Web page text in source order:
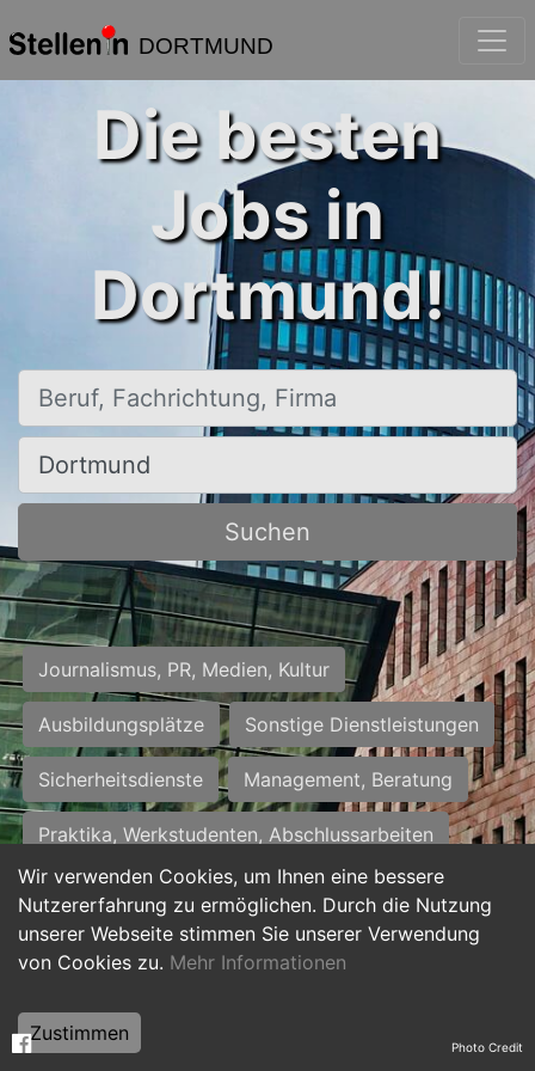
DORTMUND
Wir verwenden Cookies, um Ihnen eine bessere
Nutzererfahrung zu ermöglichen. Durch die Nutzung
unserer Webseite stimmen Sie unserer Verwendung
von Cookies zu. Mehr Informationen
Zustimmen
Die besten
Jobs in
Dortmund!
Beruf, Fachrichtung, Firma
Ort, Stadt
Suchen
Journalismus, PR, Medien, Kultur
Ausbildungsplätze Sonstige Dienstleistungen
Sicherheitsdienste Management, Beratung
Praktika, Werkstudenten, Abschlussarbeiten
Personalwesen Assistenz, Sekretariat
Hilfskräfte, Aushilfs- und Nebenjobs
Weiterbildung, Studium, duale Ausbildung Photo Credit